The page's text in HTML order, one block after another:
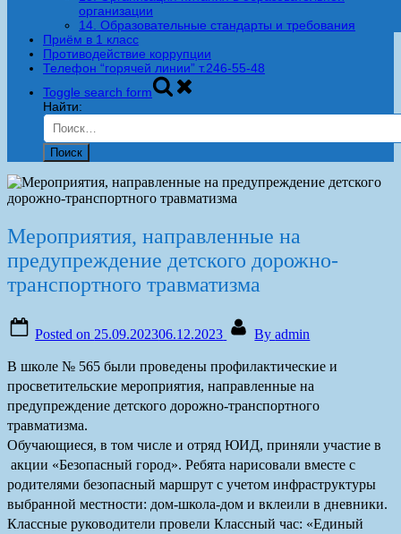
организации
14. Образовательные стандарты и требования
Приём в 1 класс
Противодействие коррупции
Телефон “горячей линии” т.246-55-48
Toggle search form
Найти:
Мероприятия, направленные на
предупреждение детского дорожно-
транспортного травматизма
Posted on 25.09.202306.12.2023 Byadmin
В школе № 565 были проведены профилактические и
просветительские мероприятия, направленные на
предупреждение детского дорожно-транспортного
травматизма.
Обучающиеся, в том числе и отряд ЮИД, приняли участие в
акции «Безопасный город». Ребята нарисовали вместе с
родителями безопасный маршрут с учетом инфраструктуры
выбранной местности: дом-школа-дом и вклеили в дневники.
Классные руководители провели Классный час: «Единый